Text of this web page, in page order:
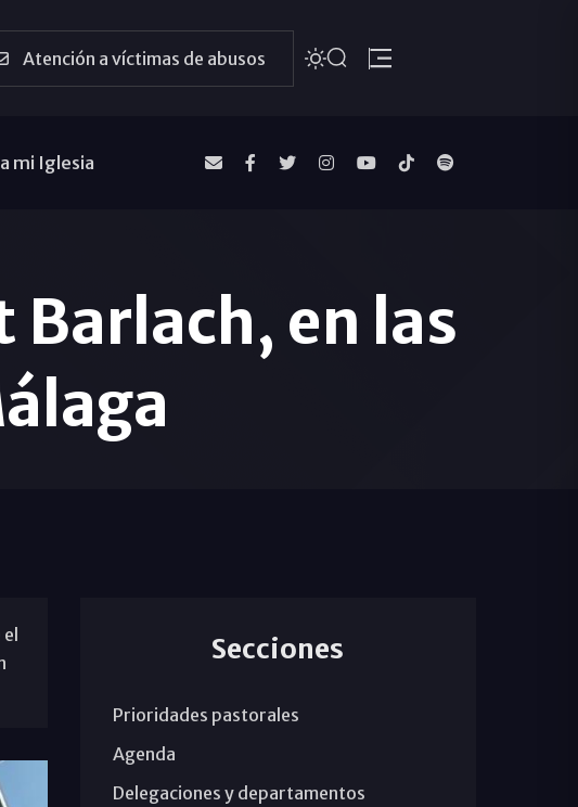
Atención a víctimas de abusos
mi Iglesia
Barlach, en las
Secciones
Prioridades pastorales
Agenda
Delegaciones y departamentos